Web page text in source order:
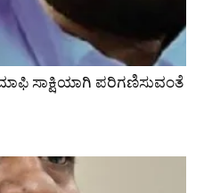
ಸಾಕ್ಷಿಯಾಗಿ ಪರಿಗಣಿಸುವಂತೆ